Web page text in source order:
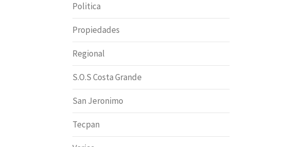
Politica
Propiedades
Regional
S.O.S Costa Grande
San Jeronimo
Tecpan